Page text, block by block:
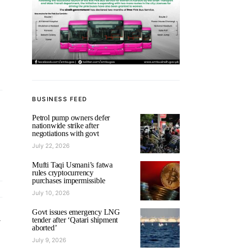
BUSINESS FEED
Petrol pump owners defer
nationwide strike after
negotiations with govt
July 22, 2026
Mufti Taqi Usmani’s fatwa
rules cryptocurrency
purchases impermissible
July 10, 2026
Govt issues emergency LNG
tender after ‘Qatari shipment
aborted’
July 9, 2026